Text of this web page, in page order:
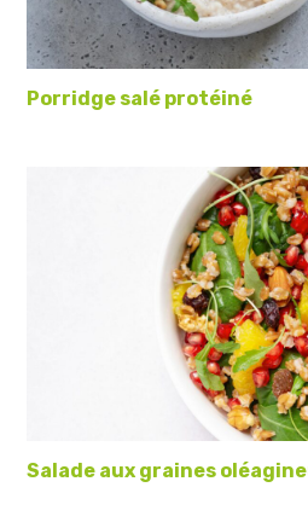
Porridge salé protéiné
Salade aux graines